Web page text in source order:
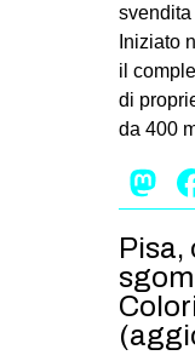
Iniziato
il
di
da 400
Pisa,